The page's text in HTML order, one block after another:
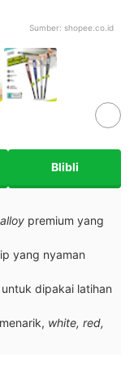
Sumber: shopee.co.id
Blibli
alloy premium yang
yang nyaman
dipakai latihan
white, red,